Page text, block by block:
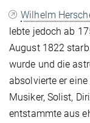
Wilhelm
lebte jedoch ab
August 1822
wurde und die
absolvierte er
Musiker, Solist,
entstammte aus